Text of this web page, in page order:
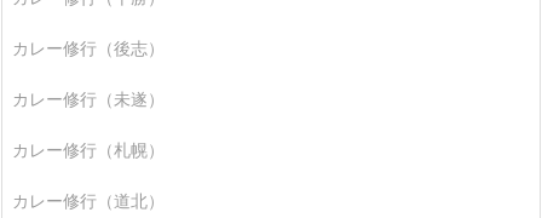
カレー修行（後志）
カレー修行（未遂）
カレー修行（札幌）
カレー修行（道北）